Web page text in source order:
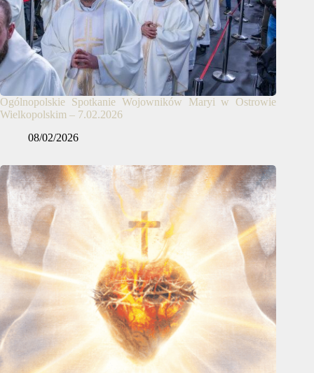
Ogólnopolskie Spotkanie Wojowników Maryi w Ostrowie
Wielkopolskim – 7.02.2026
08/02/2026